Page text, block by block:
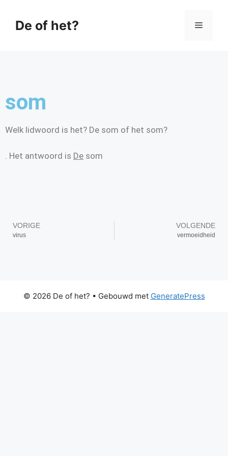
De of het?
som
Welk lidwoord is het? De som of het som?
. Het antwoord is De som
VORIGE
virus
VOLGENDE
vermoeidheid
© 2026 De of het? • Gebouwd met GeneratePress